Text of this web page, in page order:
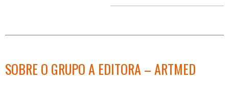
no no
SOBRE O GRUPO A EDITORA – ARTMED